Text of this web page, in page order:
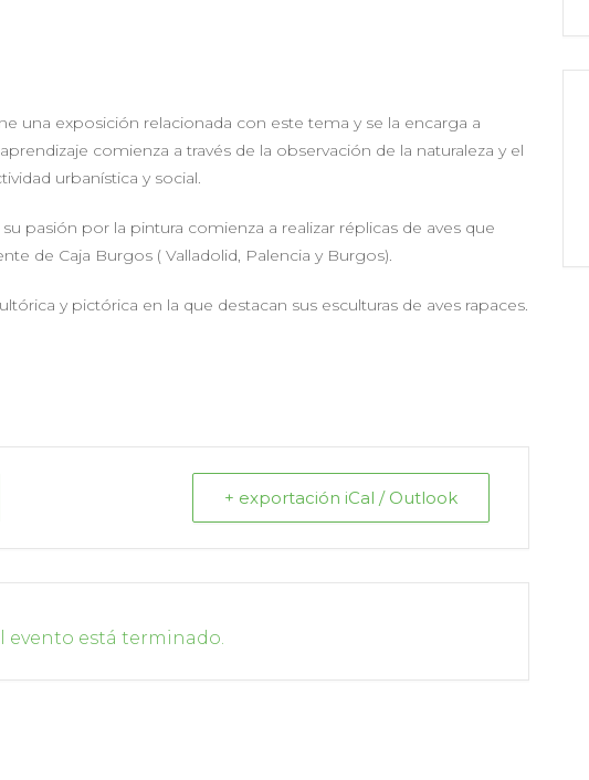
una exposición relacionada con este tema y se la encarga a
comienza a través de la observación de la naturaleza y el
urbanística y social.
pasión por la pintura comienza a realizar réplicas de aves que
de Caja Burgos ( Valladolid, Palencia y Burgos).
y pictórica en la que destacan sus esculturas de aves rapaces.
+ exportación iCal / Outlook
evento está terminado.